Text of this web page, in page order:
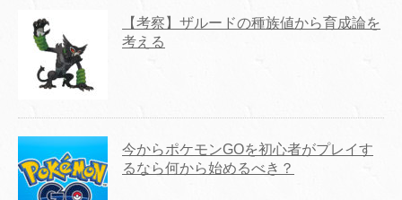
【考察】ザルードの種族値から育成論を
考える
今からポケモンGOを初心者がプレイす
るなら何から始めるべき？